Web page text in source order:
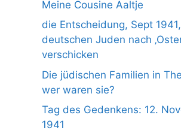
Meine Cousine Aaltje
die Entscheidung, Sept
deutschen Juden nach
verschicken
Die jüdischen Familien in
wer waren sie?
Tag des Gedenkens: 12.
1941